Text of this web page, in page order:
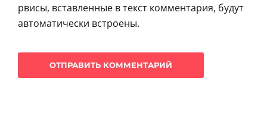
рвисы, вставленные в текст комментария, будут
автоматически встроены.